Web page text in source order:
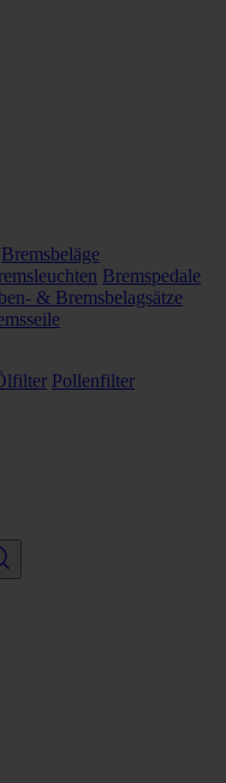
Bremsbeläge
Bremspedale
& Bremsbelagsätze
Pollenfilter